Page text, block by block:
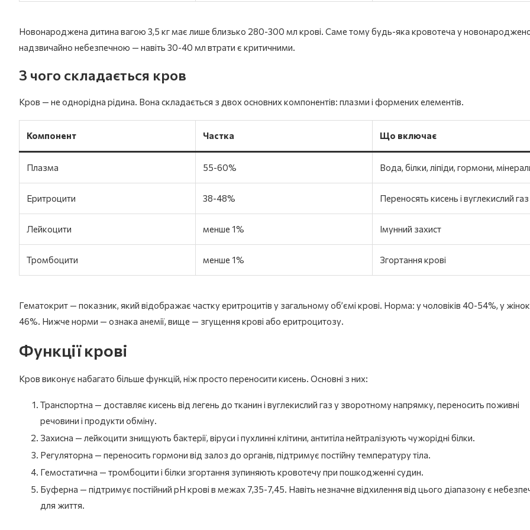
Новонароджена дитина вагою 3,5 кг має лише близько 280-300 мл крові. Саме тому будь-яка кровотеча у
надзвичайно небезпечною — навіть 30-40 мл втрати є критичними.
З чого складається кров
Кров — не однорідна рідина. Вона складається з двох основних компонентів: плазми і формених елементів.
Компонент Частка Що включає
Плазма 55-60% Вода, білки, ліпіди, гормони,
Еритроцити 38-48% Переносять кисень і вуглекислий газ
Лейкоцити менше 1% Імунний захист
Тромбоцити менше 1% Згортання крові
Гематокрит — показник, який відображає частку еритроцитів у загальному об’ємі крові. Норма: у чоловіків 40-54%, у
46%. Нижче норми — ознака анемії, вище — згущення крові або еритроцитозу.
Функції крові
Кров виконує набагато більше функцій, ніж просто переносити кисень. Основні з них:
Транспортна — доставляє кисень від легень до тканин і вуглекислий газ у зворотному напрямку, переносить поживні
речовини і продукти обміну.
Захисна — лейкоцити знищують бактерії, віруси і пухлинні клітини, антитіла нейтралізують чужорідні білки.
Регуляторна — переносить гормони від залоз до органів, підтримує постійну температуру тіла.
Гемостатична — тромбоцити і білки згортання зупиняють кровотечу при пошкодженні судин.
Буферна — підтримує постійний рН крові в межах 7,35-7,45. Навіть незначне відхилення від цього діапазону є
для життя.